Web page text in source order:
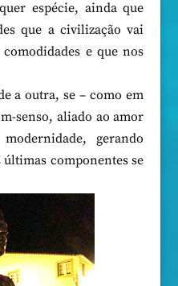
espécie, ainda que
que a civilização vai
e que nos
a outra, se – como em
senso, aliado ao amor
gerando
últimas componentes se